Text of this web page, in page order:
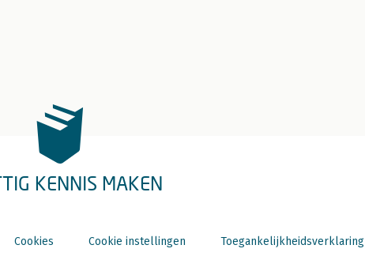
KENNIS MAKEN
Cookies Cookie instellingen Toegankelijkheidsverklaring